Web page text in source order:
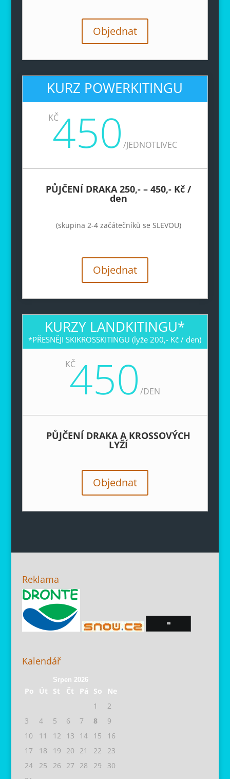
Objednat
KURZ POWERKITINGU
KČ
450/JEDNOTLIVEC
PŮJČENÍ DRAKA 250,- – 450,- Kč /
den
(skupina 2-4 začátečníků se SLEVOU)
Objednat
KURZY LANDKITINGU*
*PŘESNĚJI SKIKROSSKITINGU (lyže 200,- Kč / den)
KČ
450/DEN
PŮJČENÍ DRAKA A KROSSOVÝCH
LYŽÍ
Objednat
Reklama
Kalendář
Srpen 2026
Po Út St Čt Pá So
Ne
1
2
3
4 5 6 7 8
9
10
11 12 13 14 15
16
17
18 19 20 21 22
23
24
25 26 27 28 29
30